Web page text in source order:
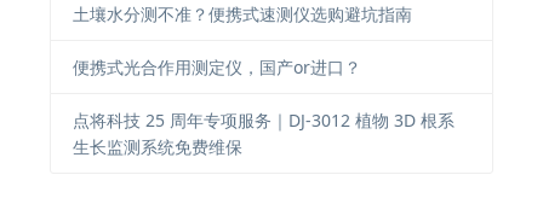
土壤水分测不准？便携式速测仪选购避坑指南
便携式光合作用测定仪，国产or进口？
点将科技 25 周年专项服务｜DJ-3012 植物 3D 根系
生长监测系统免费维保